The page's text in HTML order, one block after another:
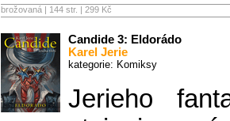
brožovaná | 144 str. | 299 Kč
Candide 3: Eldorádo
Karel Jerie
kategorie: Komiksy
Jerieho